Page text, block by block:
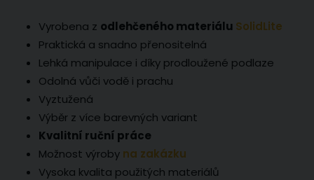
Vyrobena z odlehčeného materiálu SolidLite
Praktická a snadno přenositelná
Lehká manipulace i díky prodloužené podlaze
Odolná vůči vodě i prachu
Vyztužená
Výběr z více barevných variant
Kvalitní ruční práce
Možnost výroby na zakázku
Vysoka kvalita použitých materiálů